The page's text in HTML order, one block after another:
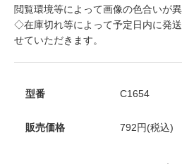
閲覧環境等によって画像の色合いが
◇在庫切れ等によって予定日内に発
せていただきます。
型番 C1654
販売価格 792円(税込)